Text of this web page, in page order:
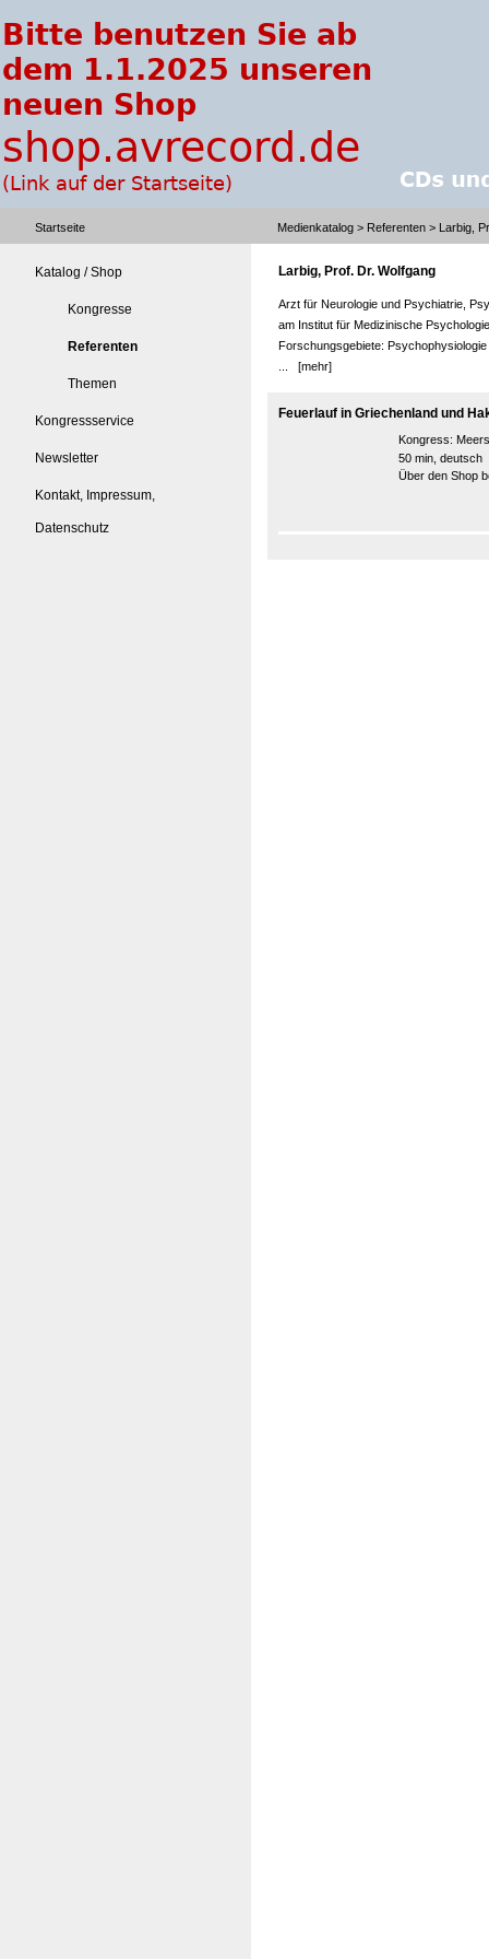
Startseite Medienkatalog > Referenten > Larbig,
Katalog / Shop
Kongresse
Referenten
Themen
Kongressservice
Newsletter
Kontakt, Impressum,
Datenschutz
Larbig, Prof. Dr. Wolfgang
Arzt für Neurologie und Psychiatrie,
am Institut für Medizinische
Forschungsgebiete:
[mehr]
Feuerlauf in Griechenland und
Kongress:
50 min, deutsch
Über den Shop